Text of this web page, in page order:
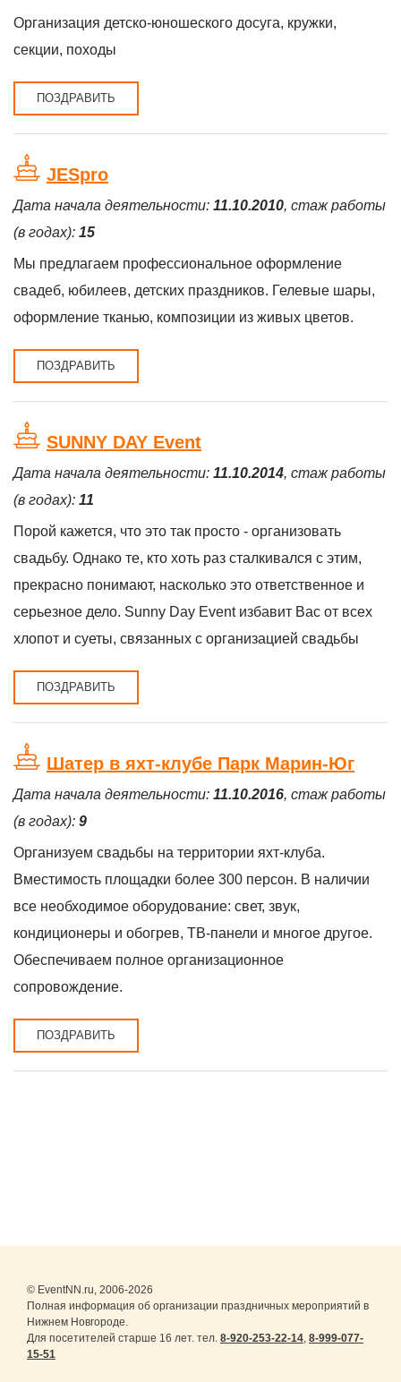
Организация детско-юношеского досуга, кружки,
секции, походы
ПОЗДРАВИТЬ
JESpro
Дата начала деятельности: 11.10.2010, стаж работы
(в годах): 15
Мы предлагаем профессиональное оформление
свадеб, юбилеев, детских праздников. Гелевые шары,
оформление тканью, композиции из живых цветов.
ПОЗДРАВИТЬ
SUNNY DAY Event
Дата начала деятельности: 11.10.2014, стаж работы
(в годах): 11
Порой кажется, что это так просто - организовать
свадьбу. Однако те, кто хоть раз сталкивался с этим,
прекрасно понимают, насколько это ответственное и
серьезное дело. Sunny Day Event избавит Вас от всех
хлопот и суеты, связанных с организацией свадьбы
ПОЗДРАВИТЬ
Шатер в яхт-клубе Парк Марин-Юг
Дата начала деятельности: 11.10.2016, стаж работы
(в годах): 9
Организуем свадьбы на территории яхт-клуба.
Вместимость площадки более 300 персон. В наличии
все необходимое оборудование: свет, звук,
кондиционеры и обогрев, ТВ-панели и многое другое.
Обеспечиваем полное организационное
сопровождение.
ПОЗДРАВИТЬ
© EventNN.ru, 2006-2026
Полная информация об организации праздничных мероприятий в
Нижнем Новгороде.
Для посетителей старше 16 лет. тел. 8-920-253-22-14, 8-999-077-
15-51